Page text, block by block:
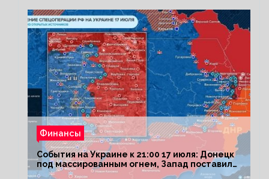
Финансы
События на Украине к 21:00 17 июля: Донецк
под массированным огнем, Запад поставил
Киеву ультиматум